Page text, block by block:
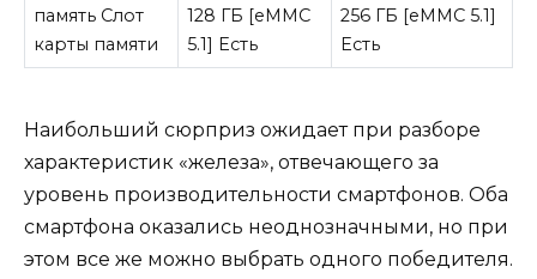
память Слот
карты памяти
128 ГБ [eMMC
5.1] Есть
256 ГБ [eMMC 5.1]
Есть
Наибольший сюрприз ожидает при разборе
характеристик «железа», отвечающего за
уровень производительности смартфонов. Оба
смартфона оказались неоднозначными, но при
этом все же можно выбрать одного победителя.